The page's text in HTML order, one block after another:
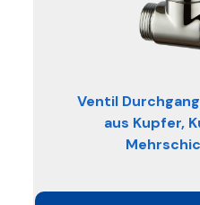
Ventil
aus Kupfer,